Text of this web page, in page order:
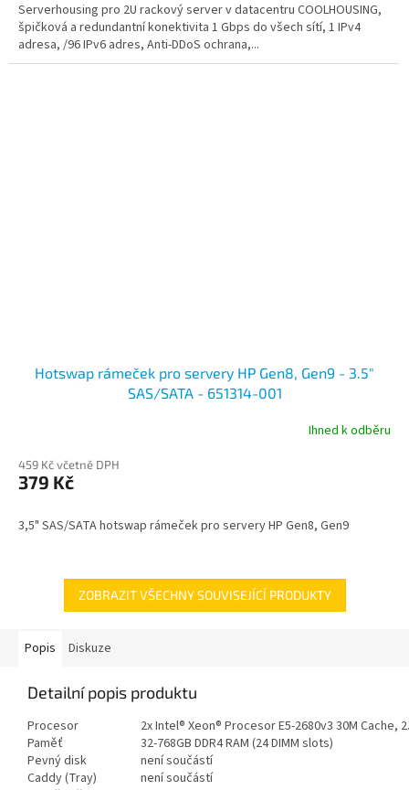
Serverhousing pro 2U rackový server v datacentru COOLHOUSING,
špičková a redundantní konektivita 1 Gbps do všech sítí, 1 IPv4
adresa, /96 IPv6 adres, Anti-DDoS ochrana,...
Hotswap rámeček pro servery HP Gen8, Gen9 - 3.5"
SAS/SATA - 651314-001
Ihned k odběru
459 Kč včetně DPH
379 Kč
3,5" SAS/SATA hotswap rámeček pro servery HP Gen8, Gen9
ZOBRAZIT VŠECHNY SOUVISEJÍCÍ PRODUKTY
Popis Diskuze
Detailní popis produktu
Procesor
2x Intel® Xeon® Procesor E5-2680v3 30M Cache,
Paměť
32-768GB DDR4 RAM (24 DIMM slots)
Pevný disk
není součástí
Caddy (Tray)
není součástí